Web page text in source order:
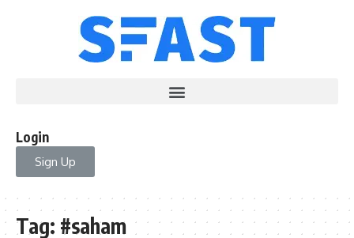
Login
Sign Up
Tag: #saham